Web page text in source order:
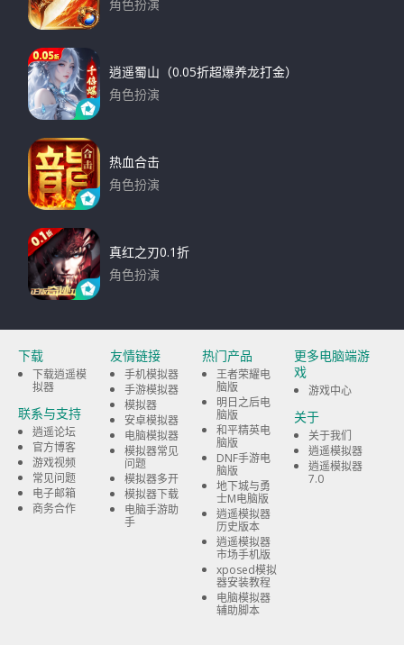
角色扮演
逍遥蜀山（0.05折超爆养龙打金）
角色扮演
热血合击
角色扮演
真红之刃0.1折
角色扮演
下载
下载逍遥模
拟器
联系与支持
逍遥论坛
官方博客
游戏视频
常见问题
电子邮箱
商务合作
友情链接
手机模拟器
手游模拟器
模拟器
安卓模拟器
电脑模拟器
模拟器常见
问题
模拟器多开
模拟器下载
电脑手游助
手
热门产品
王者荣耀电
脑版
明日之后电
脑版
和平精英电
脑版
DNF手游电
脑版
地下城与勇
士M电脑版
逍遥模拟器
历史版本
逍遥模拟器
市场手机版
xposed模拟
器安装教程
电脑模拟器
辅助脚本
更多电脑端游
戏
游戏中心
关于
关于我们
逍遥模拟器
逍遥模拟器
7.0